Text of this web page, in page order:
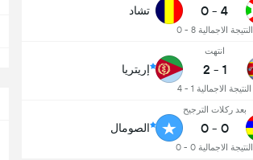
4
-
0
النتيجة الاجمالية 8 - 0
تشاد
انتهت
1
-
2
النتيجة الاجمالية 1 - 4
إريتريا
بعد ركلات الترجيح
0
-
0
النتيجة الاجمالية 0 - 0
الصومال